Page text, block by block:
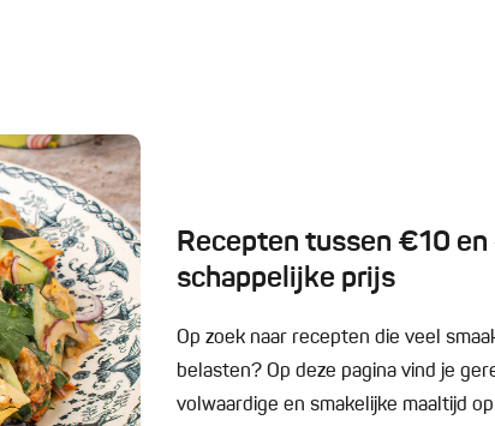
Recepten tussen €10
schappelijke prijs
Op zoek naar recepten die veel
belasten? Op deze pagina vind je
volwaardige en smakelijke maaltijd